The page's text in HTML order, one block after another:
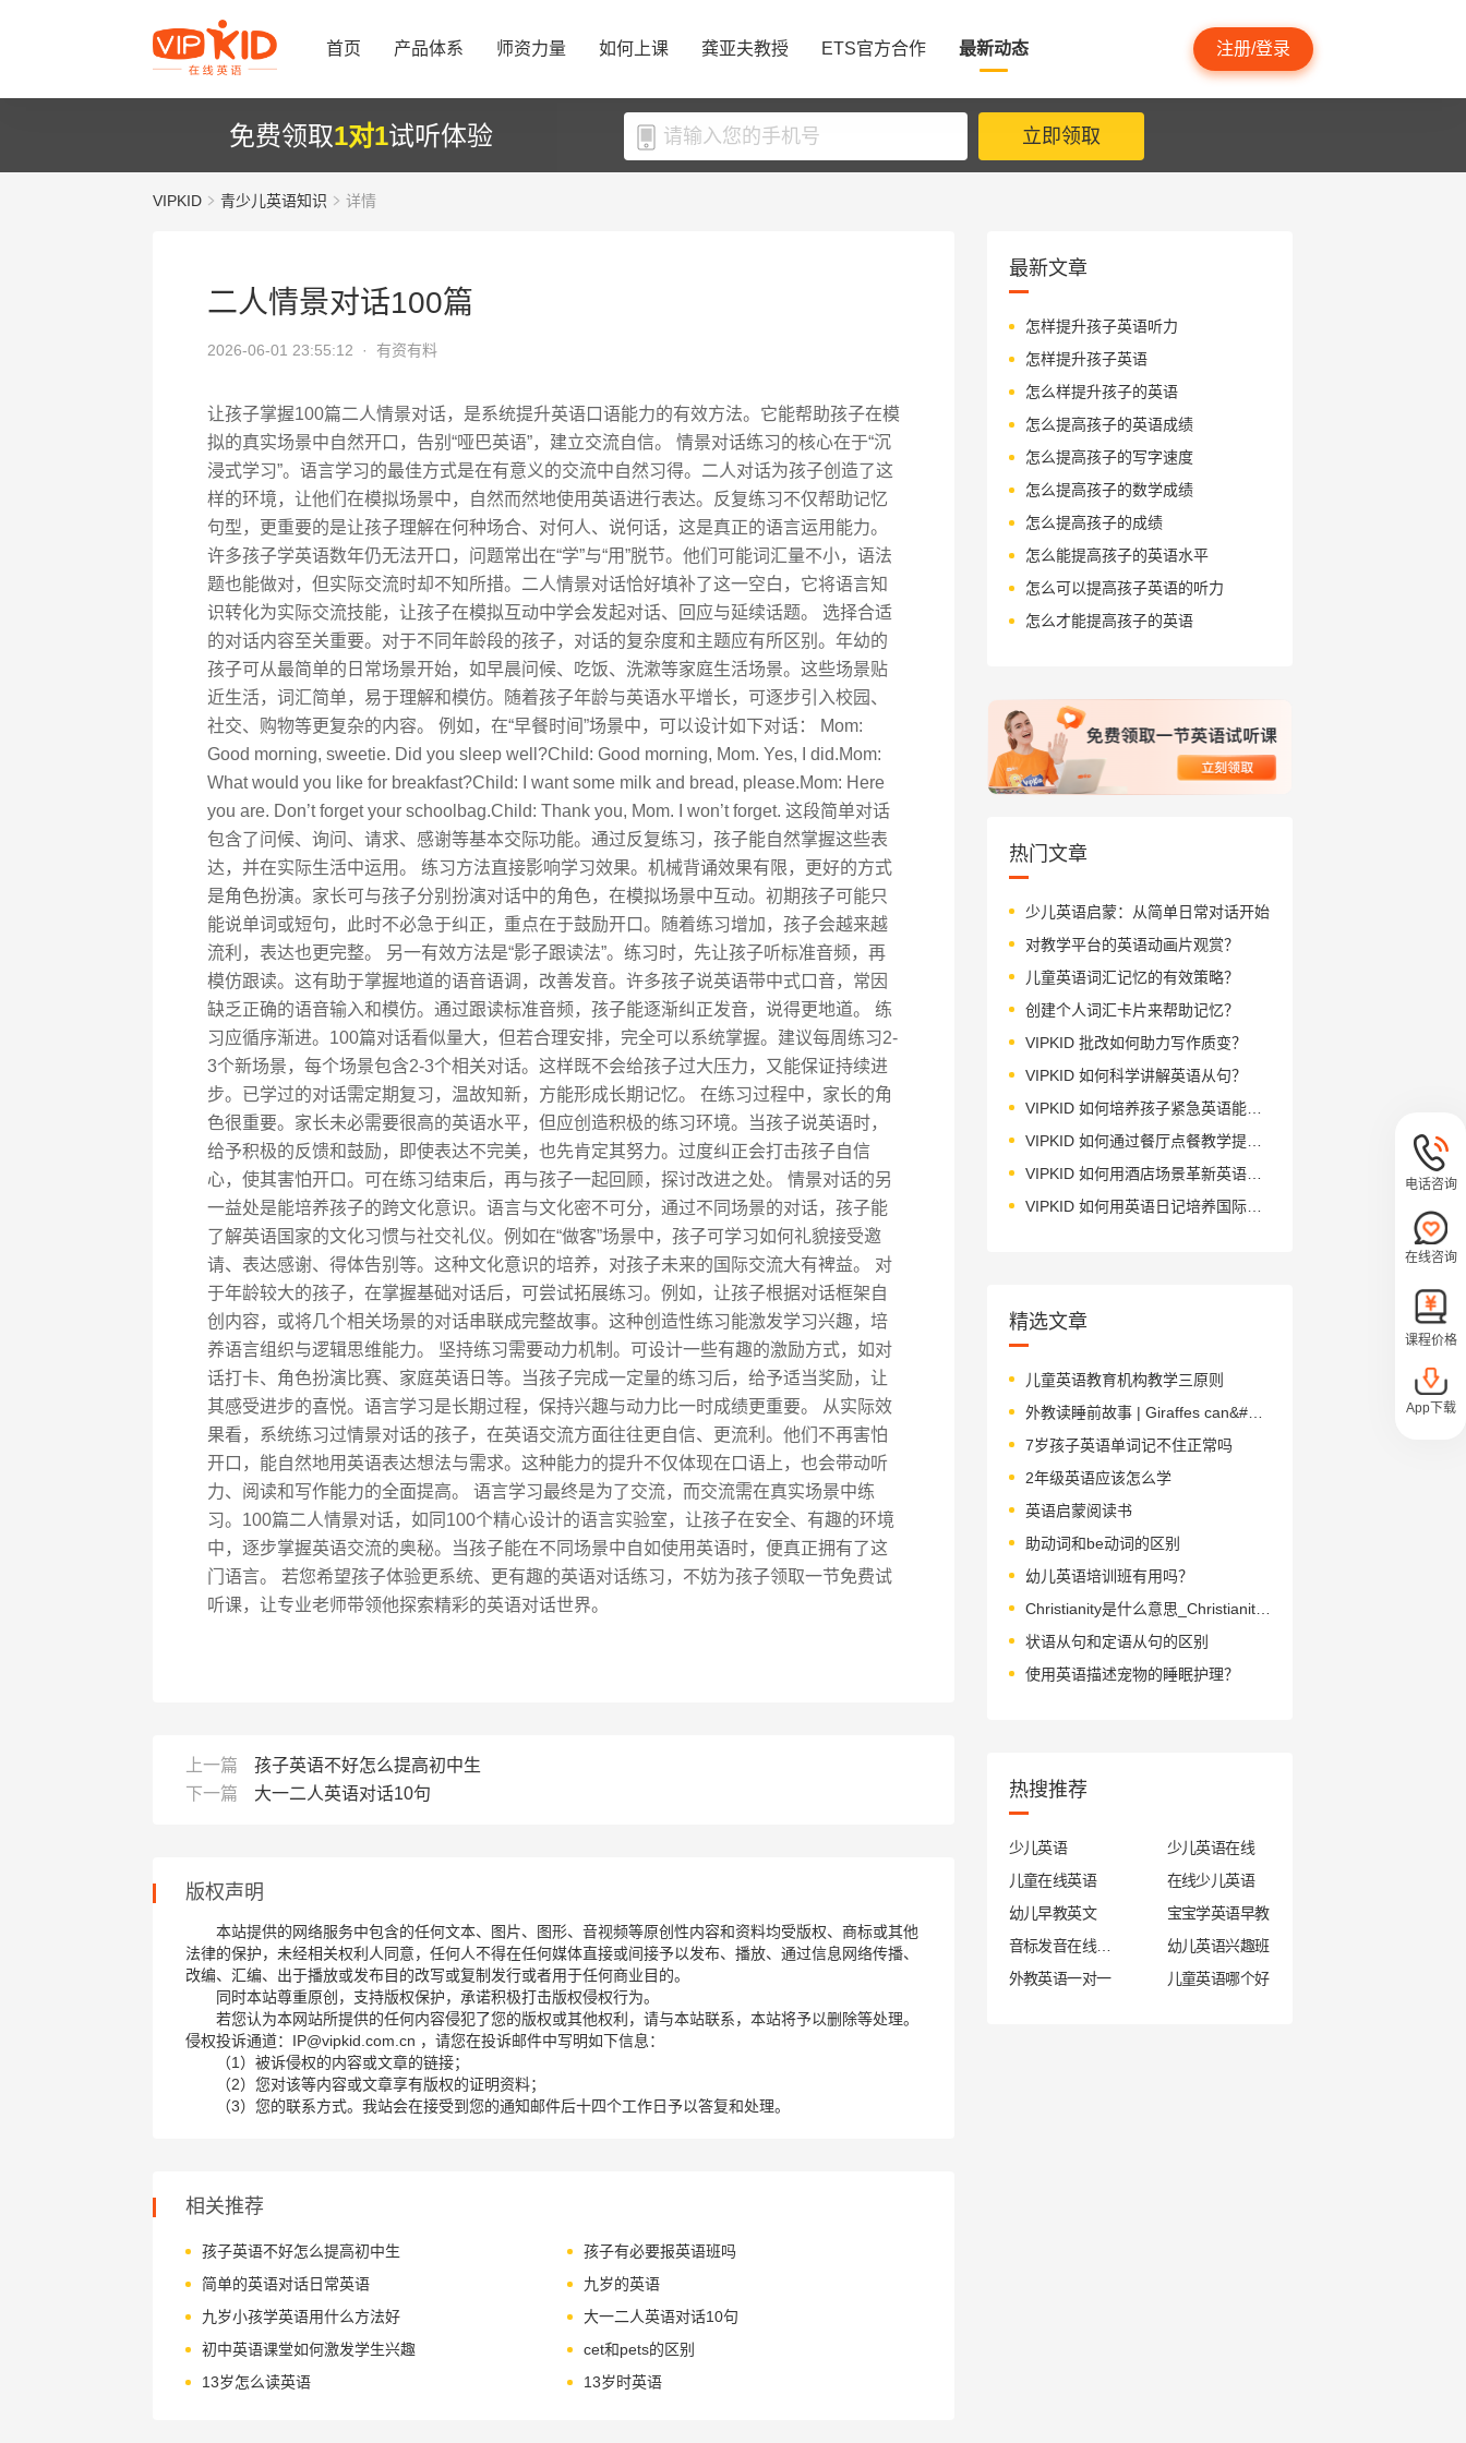
首页 产品体系 师资力量 如何上课 龚亚夫教授 ETS官方合作 最新动态 注册/登录
免费领取1对1试听体验 立即领取
VIPKID 青少儿英语知识 详情
二人情景对话100篇
2026-06-01 23:55:12 · 有资有料
让孩子掌握100篇二人情景对话，是系统提升英语口语能力的有效方法。它能帮助孩子在模
拟的真实场景中自然开口，告别“哑巴英语”，建立交流自信。 情景对话练习的核心在于“沉
浸式学习”。语言学习的最佳方式是在有意义的交流中自然习得。二人对话为孩子创造了这
样的环境，让他们在模拟场景中，自然而然地使用英语进行表达。反复练习不仅帮助记忆
句型，更重要的是让孩子理解在何种场合、对何人、说何话，这是真正的语言运用能力。
许多孩子学英语数年仍无法开口，问题常出在“学”与“用”脱节。他们可能词汇量不小，语法
题也能做对，但实际交流时却不知所措。二人情景对话恰好填补了这一空白，它将语言知
识转化为实际交流技能，让孩子在模拟互动中学会发起对话、回应与延续话题。 选择合适
的对话内容至关重要。对于不同年龄段的孩子，对话的复杂度和主题应有所区别。年幼的
孩子可从最简单的日常场景开始，如早晨问候、吃饭、洗漱等家庭生活场景。这些场景贴
近生活，词汇简单，易于理解和模仿。随着孩子年龄与英语水平增长，可逐步引入校园、
社交、购物等更复杂的内容。 例如，在“早餐时间”场景中，可以设计如下对话： Mom:
Good morning, sweetie. Did you sleep well?Child: Good morning, Mom. Yes, I did.Mom:
What would you like for breakfast?Child: I want some milk and bread, please.Mom: Here
you are. Don’t forget your schoolbag.Child: Thank you, Mom. I won’t forget. 这段简单对话
包含了问候、询问、请求、感谢等基本交际功能。通过反复练习，孩子能自然掌握这些表
达，并在实际生活中运用。 练习方法直接影响学习效果。机械背诵效果有限，更好的方式
是角色扮演。家长可与孩子分别扮演对话中的角色，在模拟场景中互动。初期孩子可能只
能说单词或短句，此时不必急于纠正，重点在于鼓励开口。随着练习增加，孩子会越来越
流利，表达也更完整。 另一有效方法是“影子跟读法”。练习时，先让孩子听标准音频，再
模仿跟读。这有助于掌握地道的语音语调，改善发音。许多孩子说英语带中式口音，常因
缺乏正确的语音输入和模仿。通过跟读标准音频，孩子能逐渐纠正发音，说得更地道。 练
习应循序渐进。100篇对话看似量大，但若合理安排，完全可以系统掌握。建议每周练习2-
3个新场景，每个场景包含2-3个相关对话。这样既不会给孩子过大压力，又能保证持续进
步。已学过的对话需定期复习，温故知新，方能形成长期记忆。 在练习过程中，家长的角
色很重要。家长未必需要很高的英语水平，但应创造积极的练习环境。当孩子说英语时，
给予积极的反馈和鼓励，即使表达不完美，也先肯定其努力。过度纠正会打击孩子自信
心，使其害怕开口。可在练习结束后，再与孩子一起回顾，探讨改进之处。 情景对话的另
一益处是能培养孩子的跨文化意识。语言与文化密不可分，通过不同场景的对话，孩子能
了解英语国家的文化习惯与社交礼仪。例如在“做客”场景中，孩子可学习如何礼貌接受邀
请、表达感谢、得体告别等。这种文化意识的培养，对孩子未来的国际交流大有裨益。 对
于年龄较大的孩子，在掌握基础对话后，可尝试拓展练习。例如，让孩子根据对话框架自
创内容，或将几个相关场景的对话串联成完整故事。这种创造性练习能激发学习兴趣，培
养语言组织与逻辑思维能力。 坚持练习需要动力机制。可设计一些有趣的激励方式，如对
话打卡、角色扮演比赛、家庭英语日等。当孩子完成一定量的练习后，给予适当奖励，让
其感受进步的喜悦。语言学习是长期过程，保持兴趣与动力比一时成绩更重要。 从实际效
果看，系统练习过情景对话的孩子，在英语交流方面往往更自信、更流利。他们不再害怕
开口，能自然地用英语表达想法与需求。这种能力的提升不仅体现在口语上，也会带动听
力、阅读和写作能力的全面提高。 语言学习最终是为了交流，而交流需在真实场景中练
习。100篇二人情景对话，如同100个精心设计的语言实验室，让孩子在安全、有趣的环境
中，逐步掌握英语交流的奥秘。当孩子能在不同场景中自如使用英语时，便真正拥有了这
门语言。 若您希望孩子体验更系统、更有趣的英语对话练习，不妨为孩子领取一节免费试
听课，让专业老师带领他探索精彩的英语对话世界。
上一篇
孩子英语不好怎么提高初中生
下一篇
大一二人英语对话10句
版权声明
本站提供的网络服务中包含的任何文本、图片、图形、音视频等原创性内容和资料均受版权、商标或其他
法律的保护，未经相关权利人同意，任何人不得在任何媒体直接或间接予以发布、播放、通过信息网络传播、
改编、汇编、出于播放或发布目的改写或复制发行或者用于任何商业目的。
同时本站尊重原创，支持版权保护，承诺积极打击版权侵权行为。
若您认为本网站所提供的任何内容侵犯了您的版权或其他权利，请与本站联系，本站将予以删除等处理。
侵权投诉通道：IP@vipkid.com.cn ，请您在投诉邮件中写明如下信息：
（1）被诉侵权的内容或文章的链接；
（2）您对该等内容或文章享有版权的证明资料；
（3）您的联系方式。我站会在接受到您的通知邮件后十四个工作日予以答复和处理。
相关推荐
孩子英语不好怎么提高初中生
孩子有必要报英语班吗
简单的英语对话日常英语
九岁的英语
九岁小孩学英语用什么方法好
大一二人英语对话10句
初中英语课堂如何激发学生兴趣
cet和pets的区别
13岁怎么读英语
13岁时英语
最新文章
怎样提升孩子英语听力
怎样提升孩子英语
怎么样提升孩子的英语
怎么提高孩子的英语成绩
怎么提高孩子的写字速度
怎么提高孩子的数学成绩
怎么提高孩子的成绩
怎么能提高孩子的英语水平
怎么可以提高孩子英语的听力
怎么才能提高孩子的英语
热门文章
少儿英语启蒙：从简单日常对话开始
对教学平台的英语动画片观赏？
儿童英语词汇记忆的有效策略？
创建个人词汇卡片来帮助记忆？
VIPKID 批改如何助力写作质变？
VIPKID 如何科学讲解英语从句？
VIPKID 如何培养孩子紧急英语能力？
VIPKID 如何通过餐厅点餐教学提升少儿英语应用能力？
VIPKID 如何用酒店场景革新英语教学？
VIPKID 如何用英语日记培养国际化人才？
精选文章
儿童英语教育机构教学三原则
外教读睡前故事 | Giraffes can&#39;t dance 长颈鹿不会跳舞
7岁孩子英语单词记不住正常吗
2年级英语应该怎么学
英语启蒙阅读书
助动词和be动词的区别
幼儿英语培训班有用吗？
Christianity是什么意思_Christianity怎么读_音标ˌkrɪstɪˈænətɪ
状语从句和定语从句的区别
使用英语描述宠物的睡眠护理？
热搜推荐
少儿英语
少儿英语在线
儿童在线英语
在线少儿英语
幼儿早教英文
宝宝学英语早教
幼儿英语兴趣班
外教英语一对一
儿童英语哪个好
电话咨询
在线咨询
课程价格
App下载